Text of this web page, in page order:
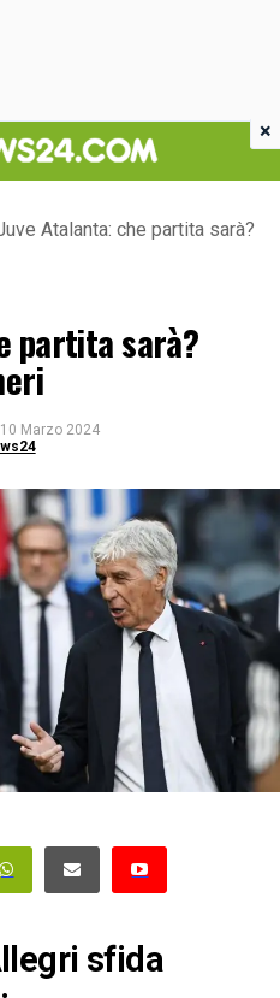
Atalanta: che partita sarà?
partita sarà?
10 Marzo 2024
sfida
×